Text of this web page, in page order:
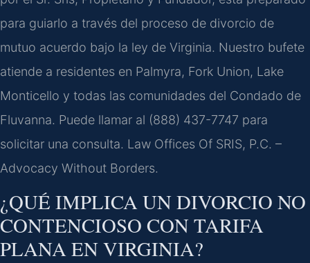
para guiarlo a través del proceso de divorcio de
mutuo acuerdo bajo la ley de Virginia. Nuestro bufete
atiende a residentes en Palmyra, Fork Union, Lake
Monticello y todas las comunidades del Condado de
Fluvanna. Puede llamar al (888) 437-7747 para
solicitar una consulta. Law Offices Of SRIS, P.C. –
Advocacy Without Borders.
¿QUÉ IMPLICA UN DIVORCIO NO
CONTENCIOSO CON TARIFA
PLANA EN VIRGINIA?